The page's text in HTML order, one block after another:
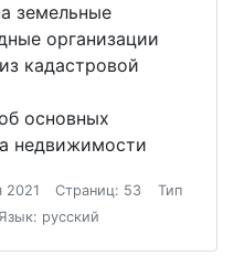
земельные
организации
кадастровой
основных
недвижимости
2021 Страниц: 53
Тип
Язык: русский